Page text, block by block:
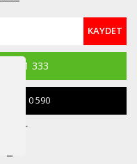
KAYDET
956 1 333
441 0 590